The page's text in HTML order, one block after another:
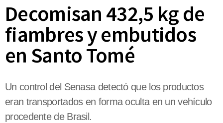
Decomisan 432,5 kg de
fiambres y embutidos
en Santo Tomé
Un control del Senasa detectó que los productos
eran transportados en forma oculta en un vehículo
procedente de Brasil.